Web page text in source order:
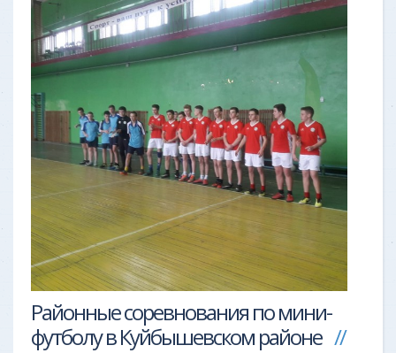
Районные соревнования по мини-
футболу в Куйбышевском районе